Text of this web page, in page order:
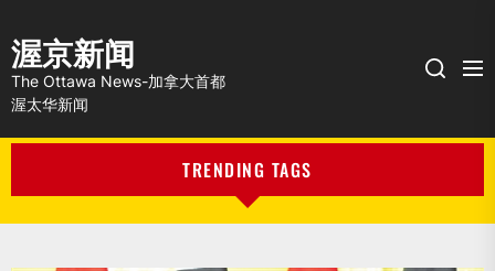
渥京新闻
The Ottawa News-加拿大首都
渥太华新闻
Search
TRENDING TAGS